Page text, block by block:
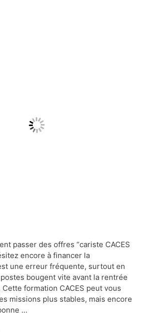
passer des offres “cariste CACES
encore à financer la
une erreur fréquente, surtout en
bougent vite avant la rentrée
Cette formation CACES peut vous
missions plus stables, mais encore
…